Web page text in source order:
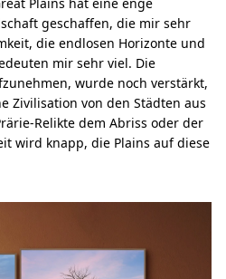
geschaffen, die mir sehr
die endlosen Horizonte und
mir sehr viel. Die
wurde noch verstärkt,
Zivilisation von den Städten aus
Relikte dem Abriss oder der
wird knapp, die Plains auf diese